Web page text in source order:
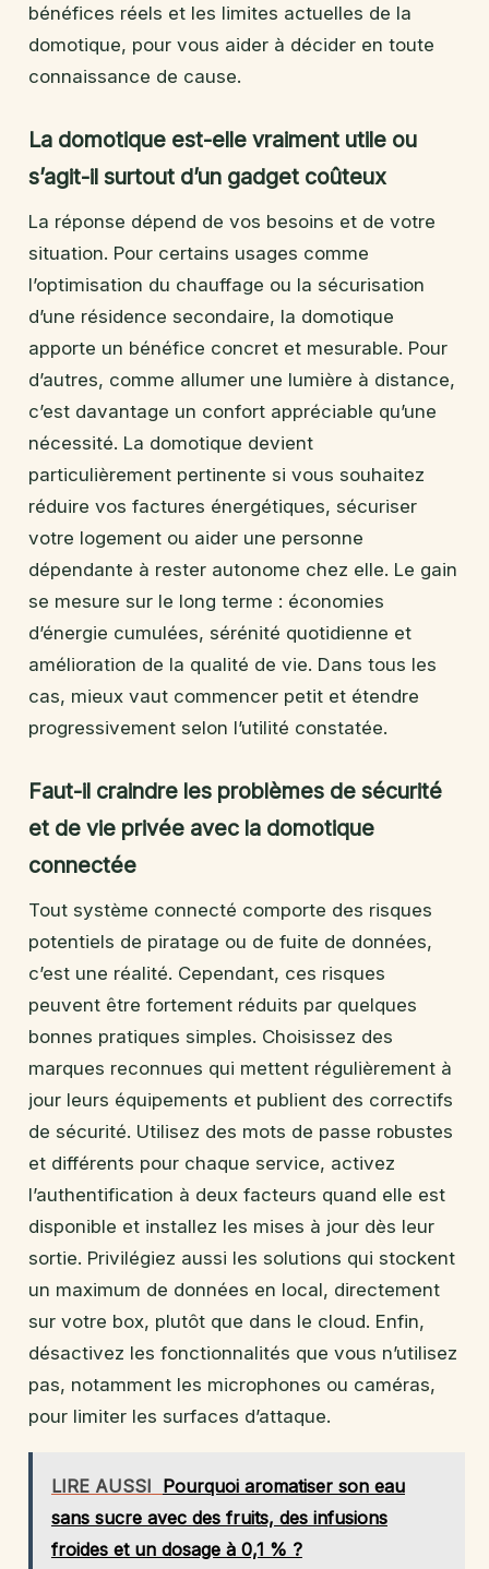
bénéfices réels et les limites actuelles de la
domotique, pour vous aider à décider en toute
connaissance de cause.
La domotique est-elle vraiment utile ou
s’agit-il surtout d’un gadget coûteux
La réponse dépend de vos besoins et de votre
situation. Pour certains usages comme
l’optimisation du chauffage ou la sécurisation
d’une résidence secondaire, la domotique
apporte un bénéfice concret et mesurable. Pour
d’autres, comme allumer une lumière à distance,
c’est davantage un confort appréciable qu’une
nécessité. La domotique devient
particulièrement pertinente si vous souhaitez
réduire vos factures énergétiques, sécuriser
votre logement ou aider une personne
dépendante à rester autonome chez elle. Le gain
se mesure sur le long terme : économies
d’énergie cumulées, sérénité quotidienne et
amélioration de la qualité de vie. Dans tous les
cas, mieux vaut commencer petit et étendre
progressivement selon l’utilité constatée.
Faut-il craindre les problèmes de sécurité
et de vie privée avec la domotique
connectée
Tout système connecté comporte des risques
potentiels de piratage ou de fuite de données,
c’est une réalité. Cependant, ces risques
peuvent être fortement réduits par quelques
bonnes pratiques simples. Choisissez des
marques reconnues qui mettent régulièrement à
jour leurs équipements et publient des correctifs
de sécurité. Utilisez des mots de passe robustes
et différents pour chaque service, activez
l’authentification à deux facteurs quand elle est
disponible et installez les mises à jour dès leur
sortie. Privilégiez aussi les solutions qui stockent
un maximum de données en local, directement
sur votre box, plutôt que dans le cloud. Enfin,
désactivez les fonctionnalités que vous n’utilisez
pas, notamment les microphones ou caméras,
pour limiter les surfaces d’attaque.
LIRE AUSSI Pourquoi aromatiser son eau
sans sucre avec des fruits, des infusions
froides et un dosage à 0,1 % ?